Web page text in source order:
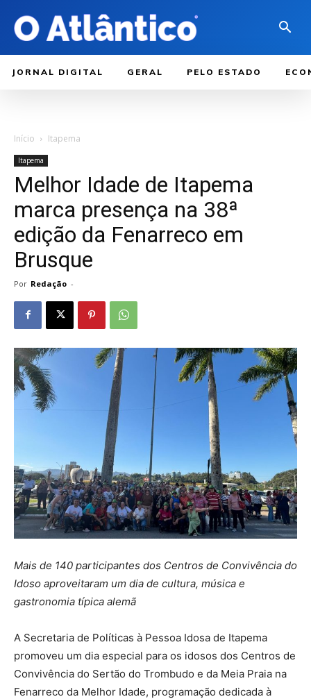
JORNAL DIGITAL GERAL PELO ESTADO
Início Itapema
Itapema
Melhor Idade de Itapema
marca presença na 38ª
edição da Fenarreco em
Brusque
Por Redação -
Mais de 140 participantes dos Centros de Convivência do
Idoso aproveitaram um dia de cultura, música e
gastronomia típica alemã
A Secretaria de Políticas à Pessoa Idosa de Itapema
promoveu um dia especial para os idosos dos Centros de
Convivência do Sertão do Trombudo e da Meia Praia na
Fenarreco da Melhor Idade, programação dedicada à